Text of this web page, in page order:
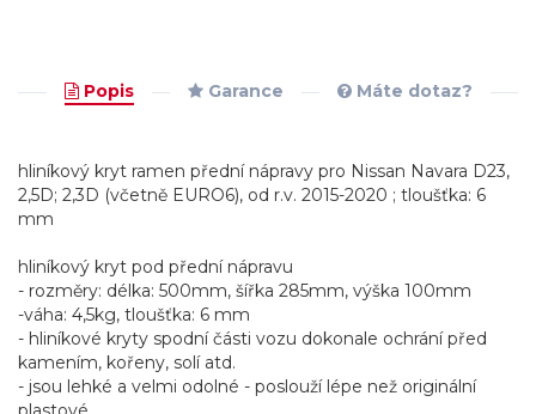
Popis Garance Máte dotaz?
hliníkový kryt ramen přední nápravy pro Nissan Navara D23,
2,5D; 2,3D (včetně EURO6), od r.v. 2015-2020 ; tloušťka: 6
mm
hliníkový kryt pod přední nápravu
- rozměry: délka: 500mm, šířka 285mm, výška 100mm
-váha: 4,5kg, tloušťka: 6 mm
- hliníkové kryty spodní části vozu dokonale ochrání před
kamením, kořeny, solí atd.
- jsou lehké a velmi odolné - poslouží lépe než originální